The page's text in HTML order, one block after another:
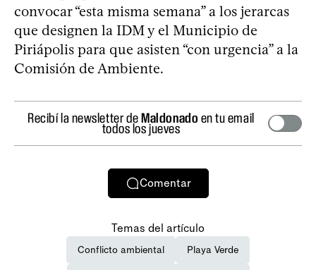
convocar “esta misma semana” a los jerarcas
que designen la IDM y el Municipio de
Piriápolis para que asisten “con urgencia” a la
Comisión de Ambiente.
Recibí la newsletter deMaldonado en tu email
todos los jueves
Comentar
Temas del artículo
Conflicto ambiental Playa Verde